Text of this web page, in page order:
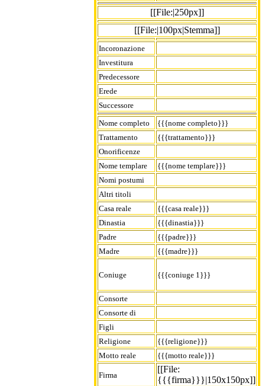
[[File:|250px]]
[[File:|100px|Stemma]]
Incoronazione
Investitura
Predecessore
Erede
Successore
Nome completo
{{{nome completo}}}
Trattamento
{{{trattamento}}}
Onorificenze
Nome templare
{{{nome templare}}}
Nomi postumi
Altri titoli
Casa reale
{{{casa reale}}}
Dinastia
{{{dinastia}}}
Padre
{{{padre}}}
Madre
{{{madre}}}
Coniuge {{{coniuge 1}}}
Consorte
Consorte di
Figli
Religione
{{{religione}}}
Motto reale
{{{motto reale}}}
Firma
[[File:
{{{firma}}}|150x150px]]